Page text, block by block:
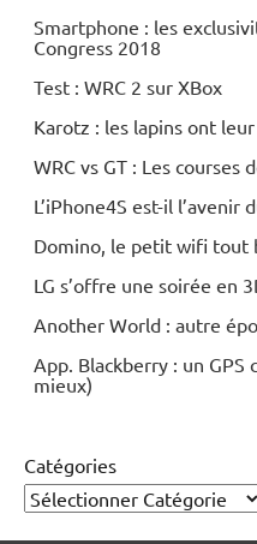
Smartphone : les
Congress 2018
Test : WRC 2 sur XBox
Karotz : les lapins ont
WRC vs GT : Les courses
L’iPhone4S est-il l’avenir
Domino, le petit wifi tout
LG s’offre une soirée en
Another World : autre
App. Blackberry : un GPS
mieux)
Catégories